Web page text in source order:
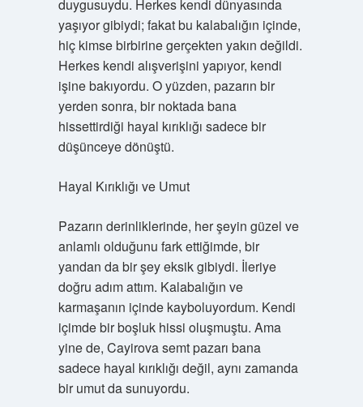
duygusuydu. Herkes kendi dünyasında
yaşıyor gibiydi; fakat bu kalabalığın içinde,
hiç kimse birbirine gerçekten yakın değildi.
Herkes kendi alışverişini yapıyor, kendi
işine bakıyordu. O yüzden, pazarın bir
yerden sonra, bir noktada bana
hissettirdiği hayal kırıklığı sadece bir
düşünceye dönüştü.
Hayal Kırıklığı ve Umut
Pazarın derinliklerinde, her şeyin güzel ve
anlamlı olduğunu fark ettiğimde, bir
yandan da bir şey eksik gibiydi. İleriye
doğru adım attım. Kalabalığın ve
karmaşanın içinde kayboluyordum. Kendi
içimde bir boşluk hissi oluşmuştu. Ama
yine de, Cayirova semt pazarı bana
sadece hayal kırıklığı değil, aynı zamanda
bir umut da sunuyordu.